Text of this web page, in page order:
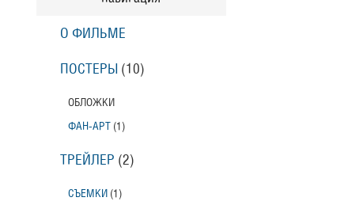
О ФИЛЬМЕ
ПОСТЕРЫ (10)
ОБЛОЖКИ
ФАН-АРТ (1)
ТРЕЙЛЕР (2)
СЪЕМКИ (1)